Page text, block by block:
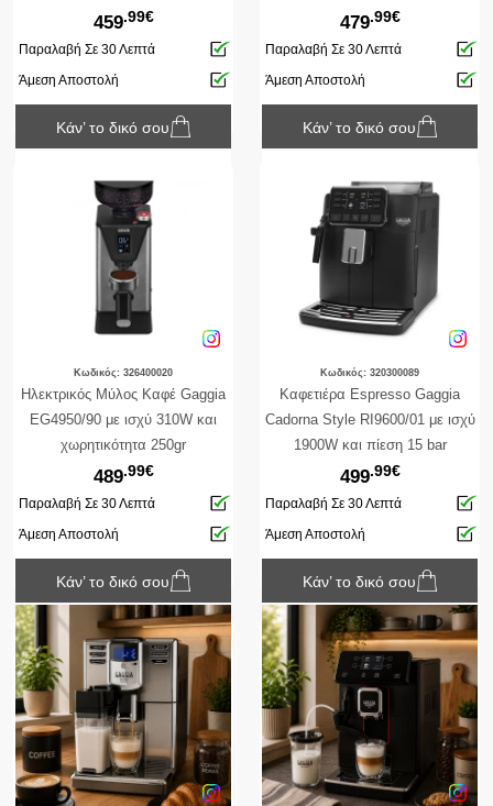
ακροφύσιο ατμού, ισχύ 1900W,
χωρητικότητα δοχείου νερού 1.8L
459.99€
Παραλαβή Σε 30 Λεπτά
Άμεση Αποστολή
Κάν’ το δικό σου
άλεσης
479.99€
Παραλαβή Σε 30 Λεπτά
Άμεση Αποστολή
Κάν’ το δικό σου
Κωδικός: 326400020
Ηλεκτρικός Μύλος Καφέ Gaggia
EG4950/90 με ισχύ 310W και
χωρητικότητα 250gr
489.99€
Παραλαβή Σε 30 Λεπτά
Άμεση Αποστολή
Κάν’ το δικό σου
Κωδικός: 320300089
Καφετιέρα Espresso Gaggia
Cadorna Style RI9600/01 με ισχύ
1900W και πίεση 15 bar
499.99€
Παραλαβή Σε 30 Λεπτά
Άμεση Αποστολή
Κάν’ το δικό σου